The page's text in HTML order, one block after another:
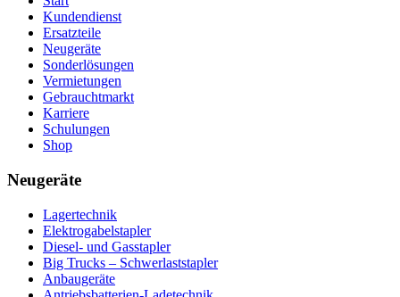
Kundendienst
Ersatzteile
Neugeräte
Sonderlösungen
Vermietungen
Gebrauchtmarkt
Karriere
Schulungen
Shop
Neugeräte
Lagertechnik
Elektrogabelstapler
Diesel- und Gasstapler
Big Trucks – Schwerlaststapler
Anbaugeräte